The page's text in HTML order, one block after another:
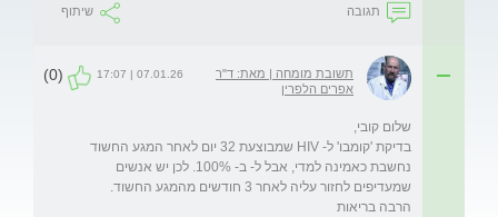
תגובה שיתוף
תשובת מומחה | מאת: ד"ר
אפרים הלפרין
07.01.26 | 17:07
(0)
בדיקת 'קומבו' ל- HIV שמבוצעת 32 יום לאחר המגע החשוד
נחשבת כאמינה למדי, אבל ל- ב- 100%. לכן יש אנשים